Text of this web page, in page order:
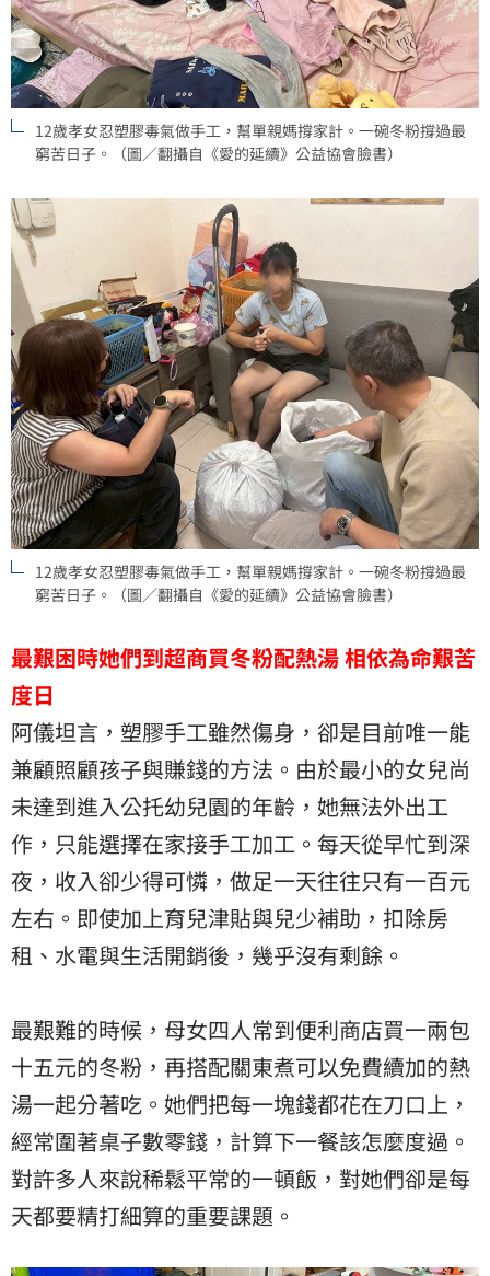
12歲孝女忍塑膠毒氣做手工，幫單親媽撐家計。一碗冬粉撐過最
窮苦日子。（圖／翻攝自《愛的延續》公益協會臉書）
12歲孝女忍塑膠毒氣做手工，幫單親媽撐家計。一碗冬粉撐過最
窮苦日子。（圖／翻攝自《愛的延續》公益協會臉書）
最艱困時她們到超商買冬粉配熱湯相依為命艱苦
度日
阿儀坦言，塑膠手工雖然傷身，卻是目前唯一能
兼顧照顧孩子與賺錢的方法。由於最小的女兒尚
未達到進入公托幼兒園的年齡，她無法外出工
作，只能選擇在家接手工加工。每天從早忙到深
夜，收入卻少得可憐，做足一天往往只有一百元
左右。即使加上育兒津貼與兒少補助，扣除房
租、水電與生活開銷後，幾乎沒有剩餘。
最艱難的時候，母女四人常到便利商店買一兩包
十五元的冬粉，再搭配關東煮可以免費續加的熱
湯一起分著吃。她們把每一塊錢都花在刀口上，
經常圍著桌子數零錢，計算下一餐該怎麼度過。
對許多人來說稀鬆平常的一頓飯，對她們卻是每
天都要精打細算的重要課題。